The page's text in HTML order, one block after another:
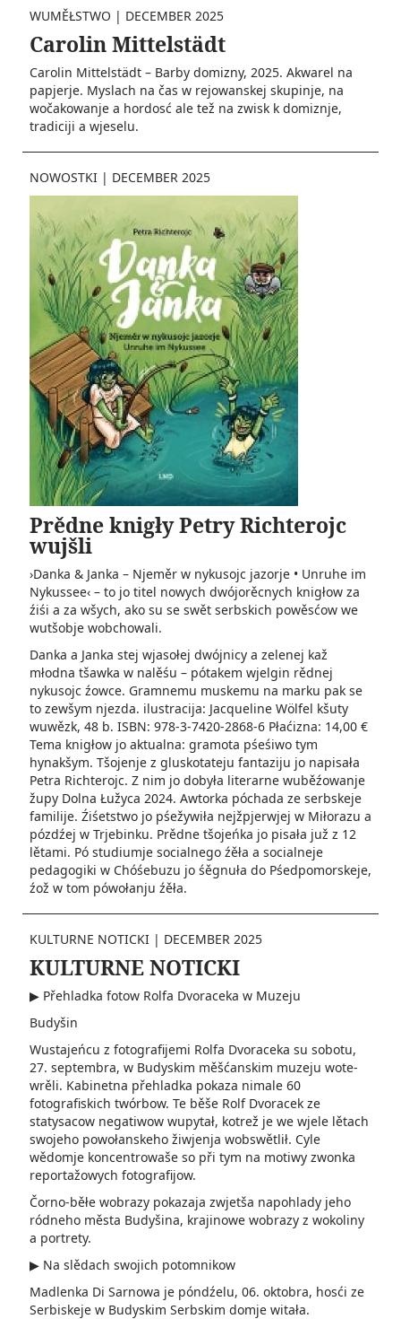
WUMĚŁSTWO | DECEMBER 2025
Carolin Mittelstädt
Carolin Mittelstädt – Barby domizny, 2025. Akwarel na
papjerje. Myslach na čas w rejowanskej skupinje, na
wočakowanje a hordosć ale tež na zwisk k domiznje,
tradiciji a wjeselu.
NOWOSTKI | DECEMBER 2025
Prědne knigły Petry Richterojc
wujšli
›Danka & Janka – Njeměr w nykusojc jazorje • Unruhe im
Nykussee‹ – to jo titel nowych dwójorěcnych knigłow za
źiśi a za wšych, ako su se swět serbskich powěsćow we
wutšobje wobchowali.
Danka a Janka stej wjasołej dwójnicy a zelenej kaž
młodna tšawka w nalěśu – pótakem wjelgin rědnej
nykusojc źowce. Gramnemu muskemu na marku pak se
to zewšym njezda. ilustracija: Jacqueline Wölfel kšuty
wuwězk, 48 b. ISBN: 978-3-7420-2868-6 Płaćizna: 14,00 €
Tema knigłow jo aktualna: gramota pśeśiwo tym
hynakšym. Tšojenje z gluskotateju fantaziju jo napisała
Petra Richterojc. Z nim jo dobyła literarne wuběźowanje
župy Dolna Łužyca 2024. Awtorka póchada ze serbskeje
familije. Źiśetstwo jo pśežywiła nejžpjerwjej w Miłorazu a
pózdźej w Trjebinku. Prědne tšojeńka jo pisała juž z 12
lětami. Pó studiumje socialnego źěła a socialneje
pedagogiki w Chóśebuzu jo śěgnuła do Pśedpomorskeje,
źož w tom pówołanju źěła.
KULTURNE NOTICKI | DECEMBER 2025
KULTURNE NOTICKI
▶ Přehladka fotow Rolfa Dvoraceka w Muzeju
Budyšin
Wustajeńcu z fotografijemi Rolfa Dvoraceka su sobotu,
27. septembra, w Budyskim měšćanskim muzeju wote-
wrěli. Kabinetna přehladka pokaza nimale 60
fotografiskich twórbow. Te běše Rolf Dvoracek ze
statysacow negatiwow wupytał, kotrež je we wjele lětach
swojeho powołanskeho žiwjenja wobswětlił. Cyle
wědomje koncentrowaše so při tym na motiwy zwonka
reportažowych fotografijow.
Čorno-běłe wobrazy pokazaja zwjetša napohlady jeho
ródneho města Budyšina, krajinowe wobrazy z wokoliny
a portrety.
▶ Na slědach swojich potomnikow
Madlenka Di Sarnowa je póndźelu, 06. oktobra, hosći ze
Serbiskeje w Budyskim Serbskim domje witała.